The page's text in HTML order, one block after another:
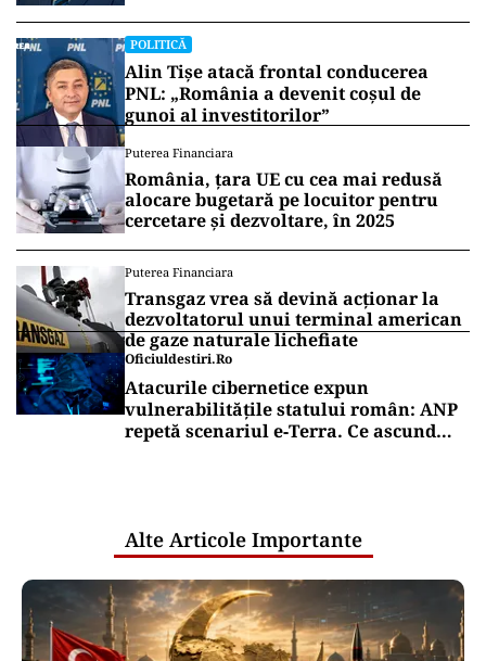
POLITICĂ
Alin Tișe atacă frontal conducerea
PNL: „România a devenit coșul de
gunoi al investitorilor”
Puterea Financiara
România, țara UE cu cea mai redusă
alocare bugetară pe locuitor pentru
cercetare și dezvoltare, în 2025
Puterea Financiara
Transgaz vrea să devină acționar la
dezvoltatorul unui terminal american
de gaze naturale lichefiate
Oficiuldestiri.ro
Atacurile cibernetice expun
vulnerabilitățile statului român: ANP
repetă scenariul e‑Terra. Ce ascund
Alte Articole Importante